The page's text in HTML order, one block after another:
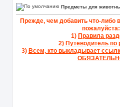
Предметы для
Прежде, чем добавить что-либо
пожалуйста:
1) Правила
2) Путеводитель по
3) Всем, кто выкладывает